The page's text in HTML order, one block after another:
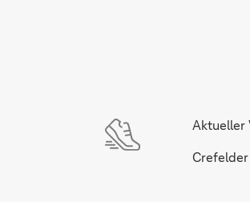
Aktueller
Crefelder